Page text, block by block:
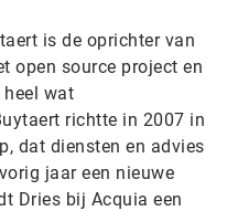
is de oprichter van
open source project en
wat
richtte in 2007 in
dat diensten en advies
jaar een nieuwe
Dries bij Acquia een